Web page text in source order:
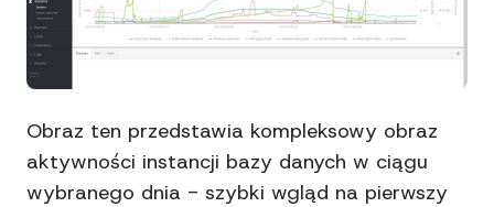
Obraz ten przedstawia kompleksowy obraz
aktywności instancji bazy danych w ciągu
wybranego dnia - szybki wgląd na pierwszy